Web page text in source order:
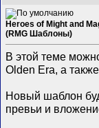
Heroes of Might and
(RMG Шаблоны)
В этой теме
Olden Era, а
Новый шаблон
превьи и